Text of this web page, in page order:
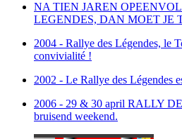
NA TIEN JAREN
LEGENDES, DAN MOET JE
2004 - Rallye des Légendes, le
convivialité !
2002 - Le Rallye des Légendes
2006 - 29 & 30 april RALLY
bruisend weekend.